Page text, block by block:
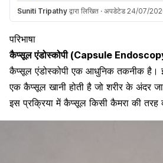
Suniti Tripathy द्वारा लिखित · अपडेटेड 24/07/
परिभाषा
कैप्सूल एंडोस्कोपी (Capsule
कैप्सूल एंडोस्कोपी एक आधुनिक तकनीक है।
एक कैप्सूल खानी होती है जो शरीर के अंदर
इस प्रक्रिया मेंकैप्सूलकिसी कैमरा की तरह